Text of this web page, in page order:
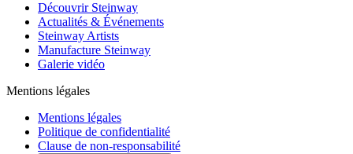
Découvrir Steinway
Actualités & Événements
Steinway Artists
Manufacture Steinway
Galerie vidéo
Mentions légales
Mentions légales
Politique de confidentialité
Clause de non-responsabilité